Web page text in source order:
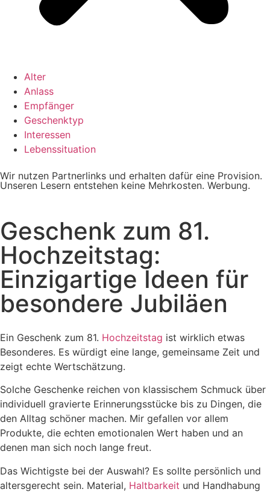
Alter
Anlass
Empfänger
Geschenktyp
Interessen
Lebenssituation
Wir nutzen Partnerlinks und erhalten dafür eine Provision.
Unseren Lesern entstehen keine Mehrkosten. Werbung.
Geschenk zum 81.
Hochzeitstag:
Einzigartige Ideen für
besondere Jubiläen
Ein Geschenk zum 81. Hochzeitstag ist wirklich etwas
Besonderes. Es würdigt eine lange, gemeinsame Zeit und
zeigt echte Wertschätzung.
Solche Geschenke reichen von klassischem Schmuck über
individuell gravierte Erinnerungsstücke bis zu Dingen, die
den Alltag schöner machen. Mir gefallen vor allem
Produkte, die echten emotionalen Wert haben und an
denen man sich noch lange freut.
Das Wichtigste bei der Auswahl? Es sollte persönlich und
altersgerecht sein. Material, Haltbarkeit und Handhabung